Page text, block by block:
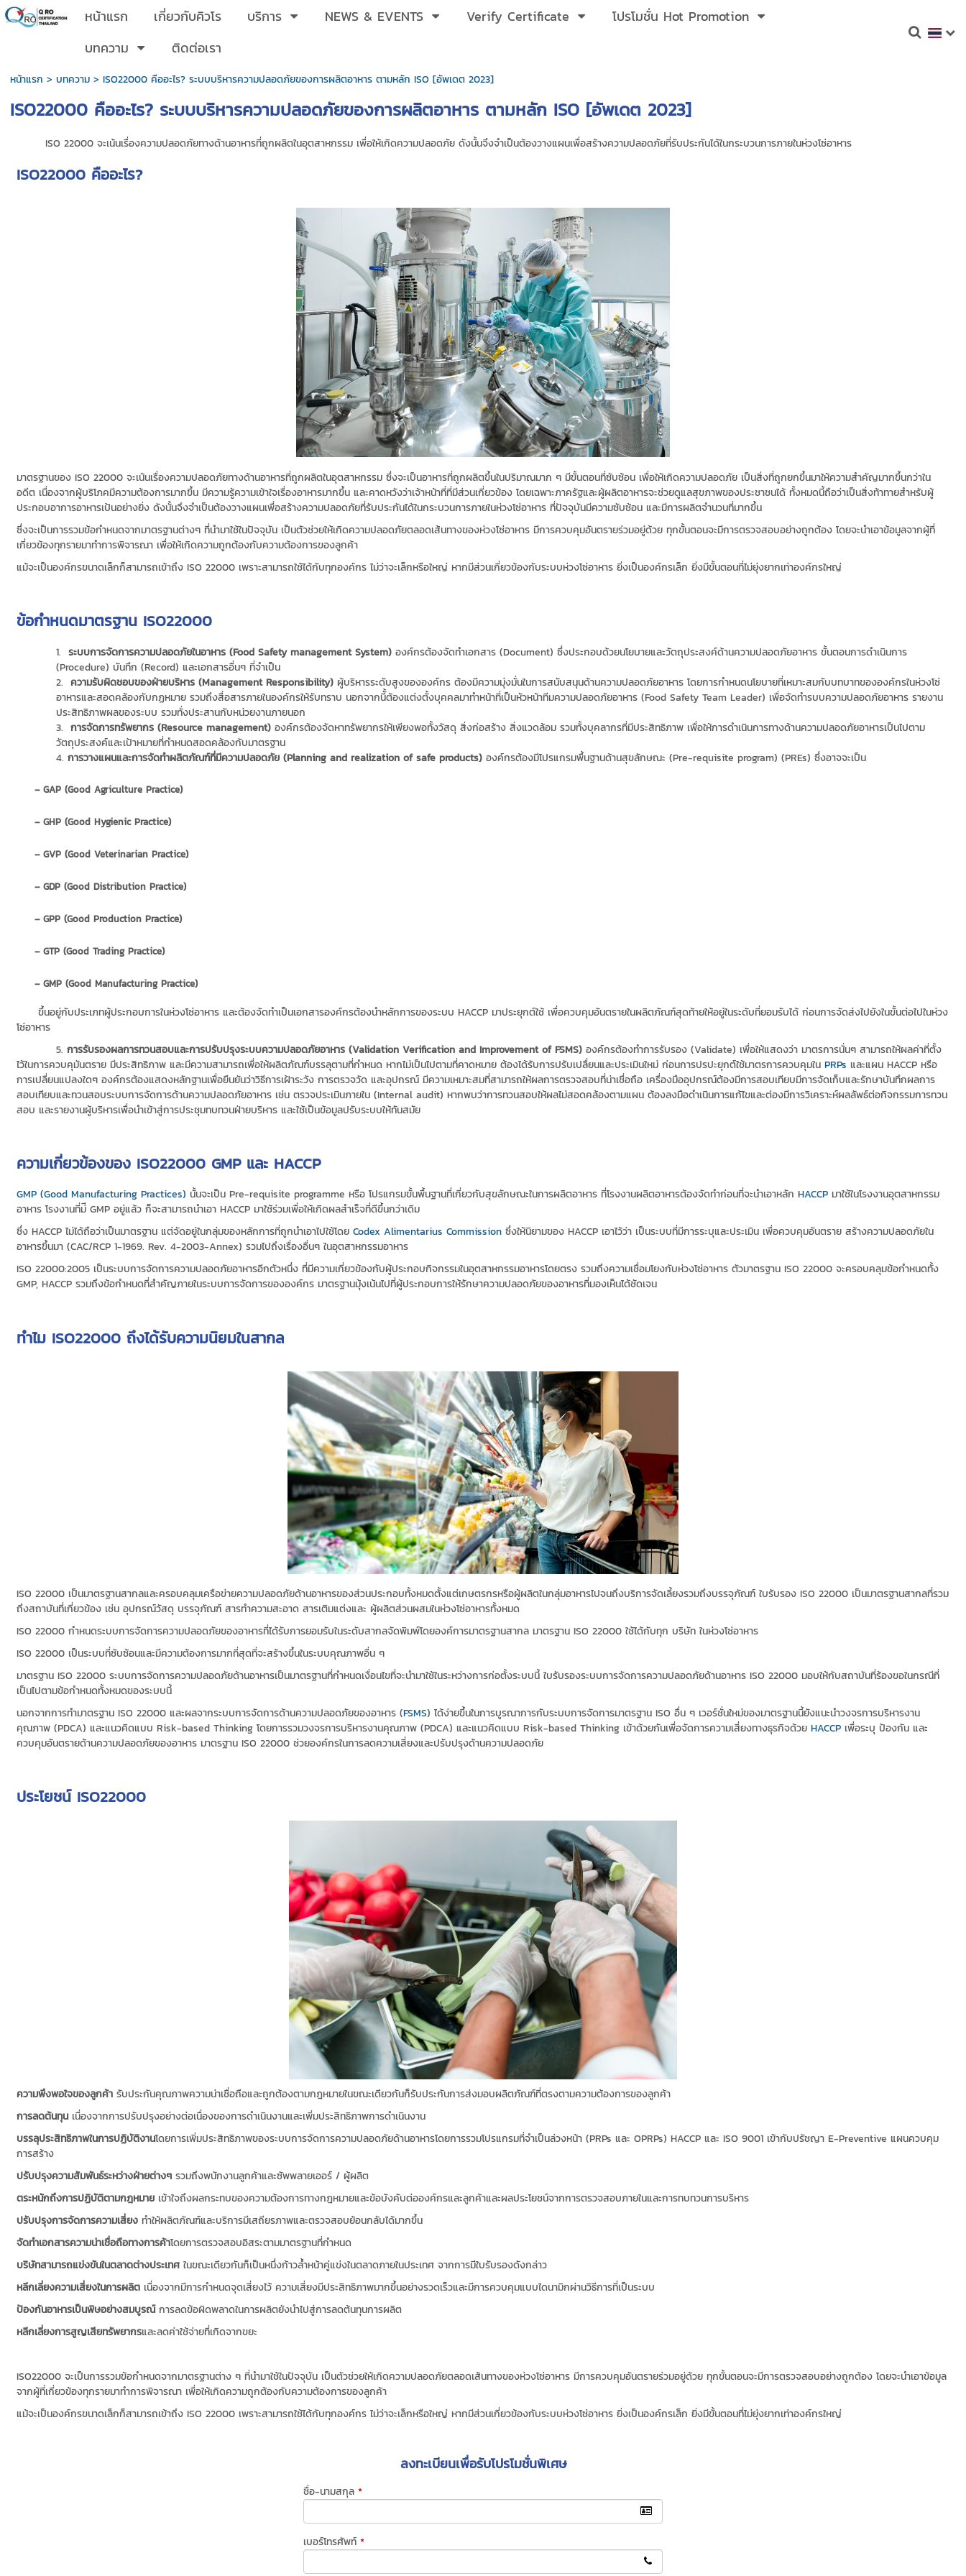
หน้าแรก เกี่ยวกับคิวโร บริการ NEWS & EVENTS Verify Certificate
โปรโมชั่น Hot Promotion
บทความ
ติดต่อเรา
หน้าแรก > บทความ> ISO22000 คืออะไร? ระบบบริหารความปลอดภัยของการผลิตอาหาร ตามหลัก ISO [อัพเดต 2023]
ISO22000 คืออะไร? ระบบบริหารความปลอดภัยของการผลิตอาหาร ตามหลัก ISO [อัพเดต 2023]
ISO 22000 จะเน้นเรื่องความปลอดภัยทางด้านอาหารที่ถูกผลิตในอุตสาหกรรม เพื่อให้เกิดความปลอดภัย ดังนั้นจึงจำเป็นต้องวางแผนเพื่อสร้างความปลอดภัยที่รับประกันได้ในกระบวนการภายในห่วงโซ่อาหาร
ISO22000 คืออะไร?
มาตรฐานของ ISO 22000 จะเน้นเรื่องความปลอดภัยทางด้านอาหารที่ถูกผลิตในอุตสาหกรรม ซึ่งจะเป็นอาหารที่ถูกผลิตขึ้นในปริมาณมาก ๆ มีขั้นตอนที่ซับซ้อน เพื่อให้เกิดความปลอดภัย เป็นสิ่งที่ถูกยกขึ้นมาให้ความสำคัญมากขึ้นกว่าใน
อดีต เนื่องจากผู้บริโภคมีความต้องการมากขึ้น มีความรู้ความเข้าใจเรื่องอาหารมากขึ้น และคาดหวังว่าเจ้าหน้าที่ที่มีส่วนเกี่ยวข้อง โดยเฉพาะภาครัฐและผู้ผลิตอาหารจะช่วยดูแลสุขภาพของประชาชนได้ ทั้งหมดนี้ถือว่าเป็นสิ่งท้าทายสำหรับผู้
ประกอบอาการอาหารเป้นอย่างยิ่ง ดังนั้นจึงจำเป็นต้องวางแผนเพื่อสร้างความปลอดภัยที่รับประกันได้ในกระบวนการภายในห่วงโซ่อาหาร ที่ปัจจุบันมีความซับซ้อน และมีการผลิตจำนวนที่มากขึ้น
ซึ่งจะเป็นการรวมข้อกำหนดจากมาตรฐานต่างๆ ที่นำมาใช้ในปัจจุบัน เป็นตัวช่วยให้เกิดความปลอดภัยตลอดเส้นทางของห่วงโซ่อาหาร มีการควบคุมอันตรายร่วมอยู่ด้วย ทุกขั้นตอนจะมีการตรวจสอบอย่างถูกต้อง โดยจะนำเอาข้อมูลจากผู้ที่
เกี่ยวข้องทุกรายมาทำการพิจารณา เพื่อให้เกิดความถูกต้องกับความต้องการของลูกค้า
แม้จะเป็นองค์กรขนาดเล็กก็สามารถเข้าถึง ISO 22000 เพราะสามารถใช้ได้กับทุกองค์กร ไม่ว่าจะเล็กหรือใหญ่ หากมีส่วนเกี่ยวข้องกับระบบห่วงโซ่อาหาร ยิ่งเป็นองค์กรเล็ก ยิ่งมีขั้นตอนที่ไม่ยุ่งยากเท่าองค์กรใหญ่
ข้อกำหนดมาตรฐาน ISO22000
ระบบการจัดการความปลอดภัยในอาหาร (Food Safety management System) องค์กรต้องจัดทำเอกสาร (Document) ซึ่งประกอบด้วยนโยบายและวัตถุประสงค์ด้านความปลอดภัยอาหาร ขั้นตอนการดำเนินการ
(Procedure) บันทึก (Record) และเอกสารอื่นๆ ที่จำเป็น
ความรับผิดชอบของฝ่ายบริหาร (Management Responsibility) ผู้บริหารระดับสูงขององค์กร ต้องมีความมุ่งมั่นในการสนับสนุนด้านความปลอดภัยอาหาร โดยการกำหนดนโยบายที่เหมาะสมกับบทบาทขององค์กรในห่วงโซ่
อาหารและสอดคล้องกับกฏหมาย รวมถึงสื่อสารภายในองค์กรให้รับทราบ นอกจากนีั้ต้องแต่งตั้งบุคคลมาทำหน้าที่เป็นหัวหน้าทีมความปลอดภัยอาหาร (Food Safety Team Leader) เพื่อจัดทำรบบความปลอดภัยอาหาร รายงาน
ประสิทธิภาพผลของระบบ รวมทั่งประสานกับหน่วยงานภายนอก
การจัดการทรัพยากร (Resource management) องค์กรต้องจัดหาทรัพยากรให้เพียงพอทั้งวัสดุ สิ่งก่อสร้าง สิ่งแวดล้อม รวมทั้งบุคลากรที่มีประสิทธิภาพ เพื่อให้การดำเนินการทางด้านความปลอดภัยอาหารเป็นไปตาม
วัตถุประสงค์และเป้าหมายที่กำหนดสอดคล้องกับมาตรฐาน
การวางแผนและการจัดทำผลิตภัณฑ์ที่มีความปลอดภัย (Planning and realization of safe products) องค์กรต้องมีโปรแกรมพื้นฐานด้านสุขลักษณะ (Pre-requisite program) (PREs) ซึ่งอาจจะเป็น
– GAP (Good Agriculture Practice)
– GHP (Good Hygienic Practice)
– GVP (Good Veterinarian Practice)
– GDP (Good Distribution Practice)
– GPP (Good Production Practice)
– GTP (Good Trading Practice)
– GMP (Good Manufacturing Practice)
ขึ้นอยู่กับประเภทผู้ประกอบการในห่วงโซ่อาหาร และต้องจัดทำเป็นเอกสารองค์กรต้องนำหลักการของระบบ HACCP มาประยุกต์ใช้ เพื่อควบคุมอันตรายในผลิตภัณฑ์สุดท้ายให้อยู่ในระดับที่ยอมรับได้ ก่อนการจัดส่งไปยังในขั้นต่อไปในห่วง
โซ่อาหาร
5.การรับรองผลการทวนสอบและการปรับปรุงระบบความปลอดภัยอาหาร (Validation Verification and Improvement of FSMS) องค์กรต้องทำการรับรอง (Validate) เพื่อให้แสดงว่า มาตรการนั่นๆ สามารถให้ผลค่าที่ตั้ง
ไว้ในการควบคุมันตราย มีประสิทธิภาพ และมีความสามารถเพื่อให้ผลิตภัณฑ์บรรลุตามที่กำหนด หากไม่เป็นไปตามที่คาดหมาย ต้องได้รับการปรับเปลื่ยนและประเมินใหม่ ก่อนการปรปะยุกต์ใช้มาตรการควบคุมใน PRPs และแผน HACCP หรือ
การเปลื่ยนแปลงใดๆ องค์กรต้องแสดงหลักฐานเพื่อยืนยันว่าวิธีการเฝ้าระวัง การตรวจวัด และอุปกรณ์ มีความเหมาะสมที่สามารถให้ผลการตรวจสอบที่น่าเชื่อถือ เครื่องมืออุปกรณ์ต้องมีการสอบเทียบมีการจัดเก็บและรักษาบันทึกผลการ
สอบเทียบและทวนสอบระบบการจัดการด้านความปลอดภัยอาหาร เช่น ตรวจประเมินภายใน (Internal audit) หากพบว่าการทวนสอบให้ผลไม่สอดคล้องตามแผน ต้องลงมือดำเนินการแก้ไขและต่องมีการวิเคราะห์ผลลัพธ์ต่อกิจกรรมการทวน
สอบ และรายงานผู้บริหารเพื่อนำเข้าสู่การประชุมทบทวนฝ่ายบริหาร และใช้เป็นข้อมูลปรับระบบให้ทันสมัย
ความเกี่ยวข้องของ ISO22000 GMP และ HACCP
GMP (Good Manufacturing Practices) นั้นจะเป็น Pre-requisite programme หรือ โปรแกรมขั้นพื้นฐานที่เกี่ยวกับสุขลักษณะในการผลิตอาหาร ที่โรงงานผลิตอาหารต้องจัดทำก่อนที่จะนำเอาหลักHACCP มาใช้ในโรงงานอุตสาหกรรม
อาหาร โรงงานที่ม่ี GMP อยู่แล้ว ก็จะสามารถนำเอา HACCP มาใช้ร่วมเพื่อให้เกิดผลสำเร็จที่ดีขึ้นกว่าเดิม
ซึ่ง HACCP ไม่ได้ถือว่าเป็นมาตรฐาน แต่จัดอยู่ในกลุ่มของหลักการที่ถูกนำเอาไปใช้โดยCodex Alimentarius Commission ซึ่งให้นิยามของ HACCP เอาไว้ว่า เป็นระบบที่มีการระบุและประเมิน เพื่อควบคุมอันตราย สร้างความปลอดภัยใน
อาหารขึ้นมา (CAC/RCP 1-1969. Rev. 4-2003-Annex) รวมไปถึงเรื่องอื่นๆ ในอุตสาหกรรมอาหาร
ISO 22000:2005 เป็นระบบการจัดการความปลอดภัยอาหารอีกตัวหนึ่ง ที่มีความเกี่ยวข้องกับผู้ประกอบกิจกรรมในอุตสาหกรรมอาหารโดยตรง รวมถึงความเชื่อมโยงกับห่วงโซ่อาหาร ตัวมาตรฐาน ISO 22000 จะครอบคลุมข้อกำหนดทั้ง
GMP, HACCP รวมถึงข้อกำหนดที่สำคัญภายในระบบการจัดการขององค์กร มาตรฐานมุ้งเน้นไปที่ผู้ประกอบการให้รักษาความปลอดภัยของอาหารที่มองเห็นได้ชัดเจน
ทำไม ISO22000 ถึงได้รับความนิยมในสากล
ISO 22000 เป็นมาตรฐานสากลและครอบคลุมเครือข่ายความปลอดภัยด้านอาหารของส่วนประกอบทั้งหมดตั้งแต่เกษตรกรหรือผู้ผลิตในกลุ่มอาหารไปจนถึงบริการจัดเลี้ยงรวมถึงบรรจุภัณฑ์ ใบรับรอง ISO 22000 เป็นมาตรฐานสากลที่รวม
ถึงสถาบันที่เกี่ยวข้อง เช่น อุปกรณ์วัสดุ บรรจุภัณฑ์ สารทำความสะอาด สารเติมแต่งและ ผู้ผลิตส่วนผสมในห่วงโซ่อาหารทั้งหมด
ISO 22000 กำหนดระบบการจัดการความปลอดภัยของอาหารที่ได้รับการยอมรับในระดับสากลจัดพิมพ์โดยองค์การมาตรฐานสากล มาตรฐาน ISO 22000 ใช้ได้กับทุก บริษัท ในห่วงโซ่อาหาร
ISO 22000 เป็นระบบที่ซับซ้อนและมีความต้องการมากที่สุดที่จะสร้างขึ้นในระบบคุณภาพอื่น ๆ
มาตรฐาน ISO 22000 ระบบการจัดการความปลอดภัยด้านอาหารเป็นมาตรฐานที่กำหนดเงื่อนไขที่จะนำมาใช้ในระหว่างการก่อตั้งระบบนี้ ใบรับรองระบบการจัดการความปลอดภัยด้านอาหาร ISO 22000 มอบให้กับสถาบันที่ร้องขอในกรณีที่
เป็นไปตามข้อกำหนดทั้งหมดของระบบนี้
นอกจากการทำมาตรฐาน ISO 22000 และผลจากระบบการจัดการด้านความปลอดภัยของอาหาร (FSMS) ได้ง่ายขึ้นในการบูรณาการกับระบบการจัดการมาตรฐาน ISO อื่น ๆ เวอร์ชั่นใหม่ของมาตรฐานนี้ยังแนะนำวงจรการบริหารงาน
คุณภาพ (PDCA) และแนวคิดแบบ Risk-based Thinking โดยการรวมวงจรการบริหารงานคุณภาพ (PDCA) และแนวคิดแบบ Risk-based Thinking เข้าด้วยกันเพื่อจัดการความเสี่ยงทางธุรกิจด้วยHACCP เพื่อระบุ ป้องกัน และ
ควบคุมอันตรายด้านความปลอดภัยของอาหาร มาตรฐาน ISO 22000 ช่วยองค์กรในการลดความเสี่ยงและปรับปรุงด้านความปลอดภัย
ประโยชน์ ISO22000
ความพึงพอใจของลูกค้า รับประกันคุณภาพความน่าเชื่อถือและถูกต้องตามกฎหมายในขณะเดียวกันก็รับประกันการส่งมอบผลิตภัณฑ์ที่ตรงตามความต้องการของลูกค้า
การลดต้นทุนเนื่องจากการปรับปรุงอย่างต่อเนื่องของการดำเนินงานและเพิ่มประสิทธิภาพการดำเนินงาน
บรรลุประสิทธิภาพในการปฏิบัติงานโดยการเพิ่มประสิทธิภาพของระบบการจัดการความปลอดภัยด้านอาหารโดยการรวมโปรแกรมที่จำเป็นล่วงหน้า (PRPs และ OPRPs) HACCP และ ISO 9001 เข้ากับปรัชญา E-Preventive แผนควบคุม
การสร้าง
ปรับปรุงความสัมพันธ์ระหว่างฝ่ายต่างๆ รวมถึงพนักงานลูกค้าและซัพพลายเออร์ / ผู้ผลิต
ตระหนักถึงการปฏิบัติตามกฎหมาย เข้าใจถึงผลกระทบของความต้องการทางกฎหมายและข้อบังคับต่อองค์กรและลูกค้าและผลประโยชน์จากการตรวจสอบภายในและการทบทวนการบริหาร
ปรับปรุงการจัดการความเสี่ยง ทำให้ผลิตภัณฑ์และบริการมีเสถียรภาพและตรวจสอบย้อนกลับได้มากขึ้น
จัดทำเอกสารความน่าเชื่อถือทางการค้าโดยการตรวจสอบอิสระตามมาตรฐานที่กำหนด
บริษัทสามารถแข่งขันในตลาดต่างประเทศ ในขณะเดียวกันก็เป็นหนึ่งก้าวล้ำหน้าคู่แข่งในตลาดภายในประเทศ จากการมีใบรับรองดังกล่าว
หลีกเลี่ยงความเสี่ยงในการผลิต เนื่องจากมีการกำหนดจุดเสี่ยงไว้ ความเสี่ยงมีประสิทธิภาพมากขึ้นอย่างรวดเร็วและมีการควบคุมแบบไดนามิกผ่านวิธีการที่เป็นระบบ
ป้องกันอาหารเป็นพิษอย่างสมบูรณ์การลดข้อผิดพลาดในการผลิตยังนำไปสู่การลดต้นทุนการผลิต
หลีกเลี่ยงการสูญเสียทรัพยากรและลดค่าใช้จ่ายที่เกิดจากขยะ
ISO22000 จะเป็นการรวมข้อกำหนดจากมาตรฐานต่าง ๆ ที่นำมาใช้ในปัจจุบัน เป็นตัวช่วยให้เกิดความปลอดภัยตลอดเส้นทางของห่วงโซ่อาหาร มีการควบคุมอันตรายร่วมอยู่ด้วย ทุกขั้นตอนจะมีการตรวจสอบอย่างถูกต้อง โดยจะนำเอาข้อมูล
จากผู้ที่เกี่ยวข้องทุกรายมาทำการพิจารณา เพื่อให้เกิดความถูกต้องกับความต้องการของลูกค้า
แม้จะเป็นองค์กรขนาดเล็กก็สามารถเข้าถึง ISO 22000 เพราะสามารถใช้ได้กับทุกองค์กร ไม่ว่าจะเล็กหรือใหญ่ หากมีส่วนเกี่ยวข้องกับระบบห่วงโซ่อาหาร ยิ่งเป็นองค์กรเล็ก ยิ่งมีขั้นตอนที่ไม่ยุ่งยากเท่าองค์กรใหญ่
ลงทะเบียนเพื่อรับโปรโมชั่นพิเศษ
ชื่อ-นามสกุล *
เบอร์โทรศัพท์ *